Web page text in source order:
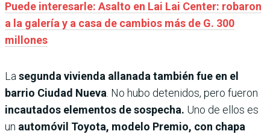
Puede interesarle: Asalto en Lai Lai Center: robaron
a la galería y a casa de cambios más de G. 300
millones
Lasegunda vivienda allanada también fue en el
barrio Ciudad Nueva. No hubo detenidos, pero fueron
incautados elementos de sospecha. Uno de ellos es
un automóvil Toyota, modelo Premio, con chapa